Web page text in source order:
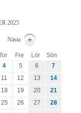
2025
Nästa
Fre Lör
Sön
4 5 6
7
11 12 13
14
18 19 20
21
25 26 27
28